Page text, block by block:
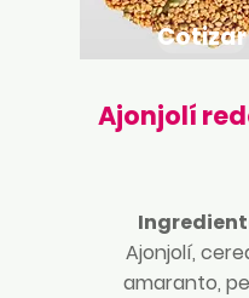
Cotizar
Ajonjolí
Ajonjolí,
amaranto,